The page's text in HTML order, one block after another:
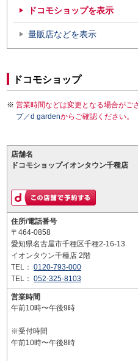
ドコモショップを表示
量販店などを表示
ドコモショップ
営業時間などは変更となる場合がご
プ／d gardenからご確認ください。
店舗名
ドコモショップイオンタウン千種店
住所/電話番号
〒464-0858
愛知県名古屋市千種区千種2-16-13
イオンタウン千種店 2階
TEL： 0120-793-000
TEL： 052-325-8103
営業時間
午前10時〜午後9時
※受付時間
午前10時〜午後8時